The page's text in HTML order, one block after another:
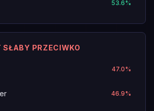
53.6%
SŁABY PRZECIWKO
47.0%
46.9%